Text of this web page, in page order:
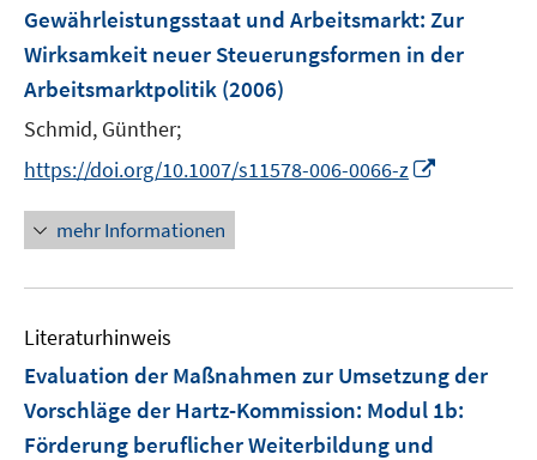
Gewährleistungsstaat und Arbeitsmarkt: Zur
Wirksamkeit neuer Steuerungsformen in der
Arbeitsmarktpolitik (2006)
Schmid, Günther;
https://doi.org/10.1007/s11578-006-0066-z
u
F
e
n
mehr Informationen
Literaturhinweis
Evaluation der Maßnahmen zur Umsetzung der
Vorschläge der Hartz-Kommission: Modul 1b:
Förderung beruflicher Weiterbildung und